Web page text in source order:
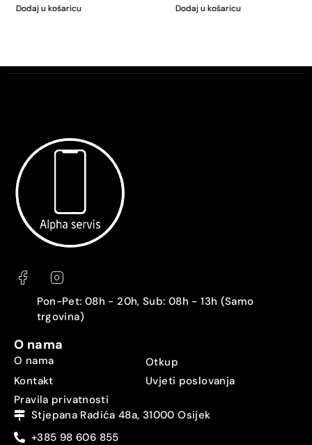
Dodaj u košaricu Dodaj u košaricu
Pon-Pet: 08h - 20h, Sub: 08h - 13h (Samo
trgovina)
O nama
O nama
Otkup
Kontakt
Uvjeti poslovanja
Pravila privatnosti
Stjepana Radića 48a, 31000 Osijek
+385 98 606 855